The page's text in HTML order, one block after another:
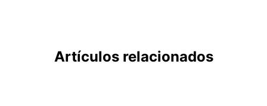
Artículos relacionados